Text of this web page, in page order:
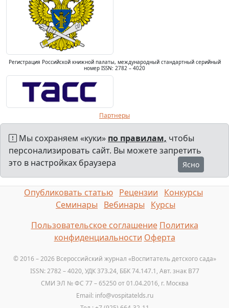
Регистрация Российской книжной палаты, международный стандартный серийный
номер ISSN: 2782 – 4020
Партнеры
Мы сохраняем «куки» по правилам, чтобы
персонализировать сайт. Вы можете запретить
это в настройках браузера
Ясно
Опубликовать статью Рецензии
Конкурсы
Семинары
Вебинары
Курсы
Пользовательское соглашение Политика
конфиденциальности Оферта
© 2016 – 2026 Всероссийский журнал «Воспитатель детского сада»
ISSN: 2782 – 4020, УДК 373.24, ББК 74.147.1, Авт. знак B77
СМИ ЭЛ № ФС 77 – 65250 от 01.04.2016, г. Москва
Email: info@vospitatelds.ru